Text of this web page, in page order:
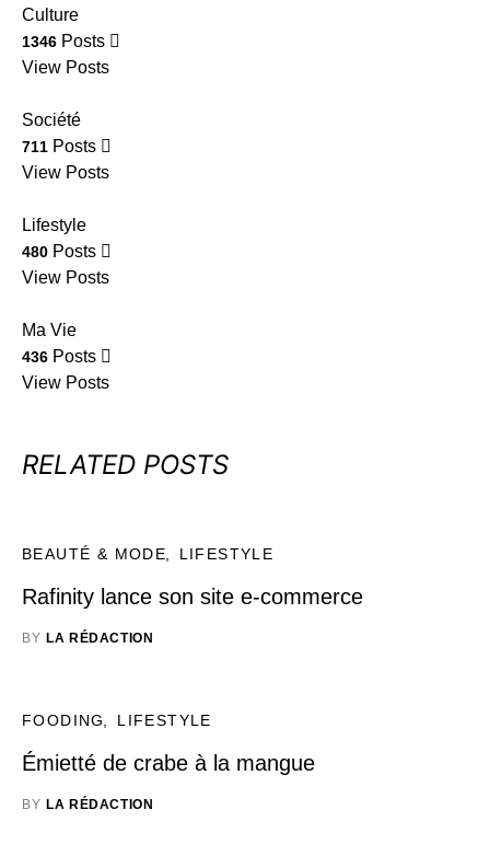
Culture
1346 Posts
View Posts
Société
711 Posts
View Posts
Lifestyle
480 Posts
View Posts
Ma Vie
436 Posts
View Posts
RELATED POSTS
BEAUTÉ & MODE LIFESTYLE
Rafinity lance son site e-commerce
BY LA RÉDACTION
FOODING LIFESTYLE
Émietté de crabe à la mangue
BY LA RÉDACTION